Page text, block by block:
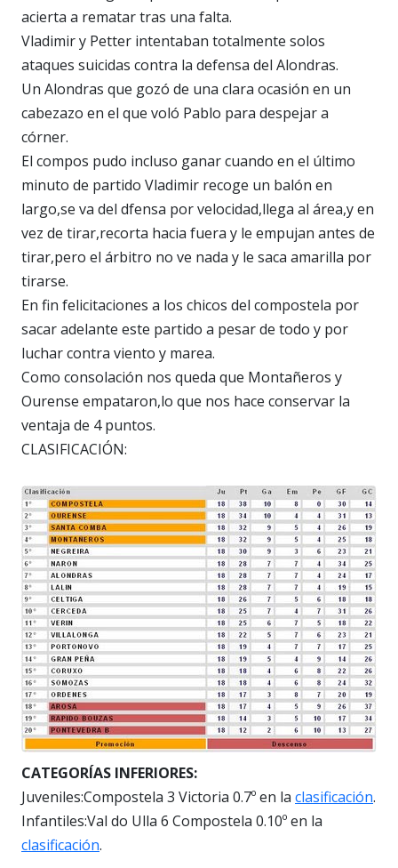
acierta a rematar tras una falta.
Vladimir y Petter intentaban totalmente solos
ataques suicidas contra la defensa del Alondras.
Un Alondras que gozó de una clara ocasión en un
cabezazo en el que voló Pablo para despejar a
córner.
El compos pudo incluso ganar cuando en el último
minuto de partido Vladimir recoge un balón en
largo,se va del dfensa por velocidad,llega al área,y en
vez de tirar,recorta hacia fuera y le empujan antes de
tirar,pero el árbitro no ve nada y le saca amarilla por
tirarse.
En fin felicitaciones a los chicos del compostela por
sacar adelante este partido a pesar de todo y por
luchar contra viento y marea.
Como consolación nos queda que Montañeros y
Ourense empataron,lo que nos hace conservar la
ventaja de 4 puntos.
CLASIFICACIÓN:
CATEGORÍAS INFERIORES:
Juveniles:Compostela 3 Victoria 0.7º en la clasificación.
Infantiles:Val do Ulla 6 Compostela 0.10º en la
clasificación.